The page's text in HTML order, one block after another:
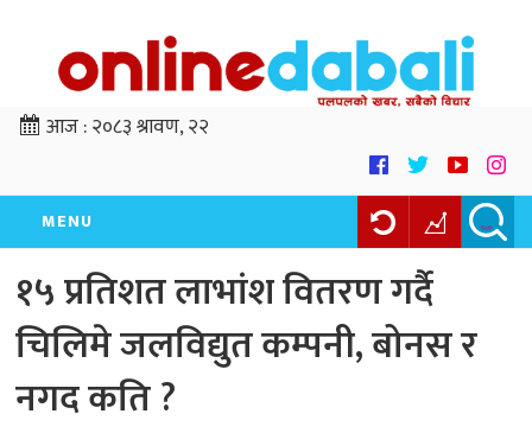
आज :२०८३ श्रावण, २२
MENU
१५ प्रतिशत लाभांश वितरण गर्दै
चिलिमे जलविद्युत कम्पनी, बोनस र
नगद कति ?